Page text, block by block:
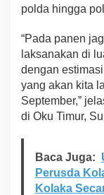
n
m
i
t
m
e
n
W
u
k
polda hingga
“Pada panen
laksanakan di
dengan
yang akan kita
September,”
di Oku Timur,
Baca Juga:
Perusda
Kolaka